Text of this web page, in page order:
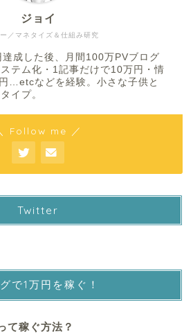
／マネタイズ＆仕組み研究
ジョイ
成した後、月間100万PVブログ
テム化・1記事だけで10万円・情
…etcなどを経験。小さな子供と
イプ。
Follow me ／
Twitter
で1万円を稼ぐ！
て稼ぐ方法？